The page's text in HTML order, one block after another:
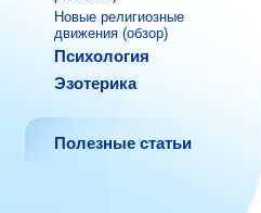
Новые религиозные
движения (обзор)
Психология
Эзотерика
Полезные статьи